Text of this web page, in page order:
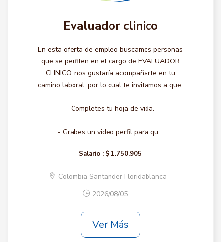
Evaluador clinico
En esta oferta de empleo buscamos personas
que se perfilen en el cargo de EVALUADOR
CLINICO, nos gustaría acompañarte en tu
camino laboral, por lo cual te invitamos a que:
- Completes tu hoja de vida.
- Grabes un video perfil para qu...
Salario : $ 1.750.905
Colombia Santander Floridablanca
2026/08/05
Ver Más